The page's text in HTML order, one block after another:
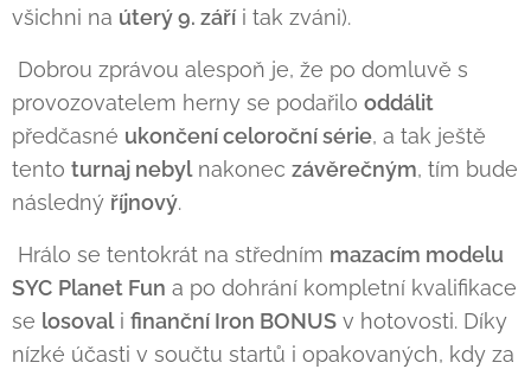
všichni na úterý 9. září i tak zváni).
Dobrou zprávou alespoň je, že po domluvě s
provozovatelem herny se podařilo oddálit
předčasné ukončení celoroční série, a tak ještě
tento turnaj nebylnakonec závěrečným, tím bude
následný říjnový.
Hrálo se tentokrát na středním mazacím modelu
SYC Planet Fun a po dohrání kompletní kvalifikace
se losovali finanční Iron BONUS v hotovosti. Díky
nízké účasti v součtu startů i opakovaných, kdy za